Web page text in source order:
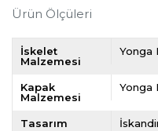
Ürün Ölçüleri
İskelet
Malzemesi
Yonga
Kapak
Malzemesi
Yonga
Tasarım